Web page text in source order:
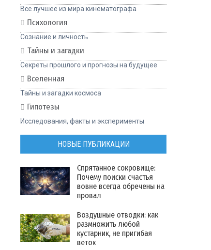
Все лучшее из мира кинематографа
Психология
Сознание и личность
Тайны и загадки
Секреты прошлого и прогнозы на будущее
Вселенная
Тайны и загадки космоса
Гипотезы
Исследования, факты и эксперименты
НОВЫЕ ПУБЛИКАЦИИ
Спрятанное сокровище:
Почему поиски счастья
вовне всегда обречены на
провал
Воздушные отводки: как
размножить любой
кустарник, не пригибая
веток